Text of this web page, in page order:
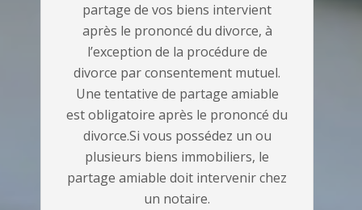
partage de vos biens intervient
après le prononcé du divorce, à
l’exception de la procédure de
divorce par consentement mutuel.
Une tentative de partage amiable
est obligatoire après le prononcé du
divorce.Si vous possédez un ou
plusieurs biens immobiliers, le
partage amiable doit intervenir chez
un notaire.